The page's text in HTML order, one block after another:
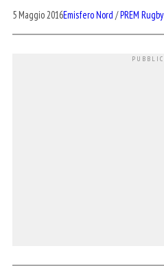
5 Maggio 2016Emisfero Nord /PREM Rugby